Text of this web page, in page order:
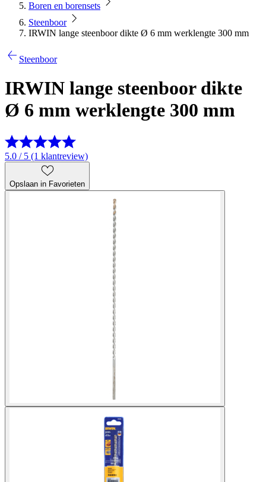
Boren en borensets
Steenboor
IRWIN lange steenboor dikte Ø 6 mm werklengte 300 mm
Steenboor
IRWIN lange steenboor dikte
Ø 6 mm werklengte 300 mm
5.0 / 5 (1 klantreview)
Opslaan in Favorieten